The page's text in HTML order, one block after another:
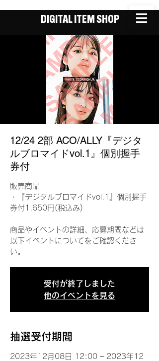
DIGITAL ITEM SHOP
12/24 2部 ACO/ALLY『デジタ
ルブロマイドvol.1』個別握手
券付
販売商品
・『デジタルブロマイドvol.1』個別握手
券付1,650円(税込み)
商品やイベントの詳細、応募期間などは
以下イベントについてをご確認くださ
い。
受付が終了しました
他のイベントを見る
抽選受付期間
2023年12月08日 12:00 – 2023年12